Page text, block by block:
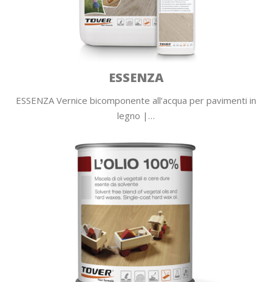
ESSENZA
ESSENZA Vernice bicomponente all’acqua per pavimenti in
legno |…